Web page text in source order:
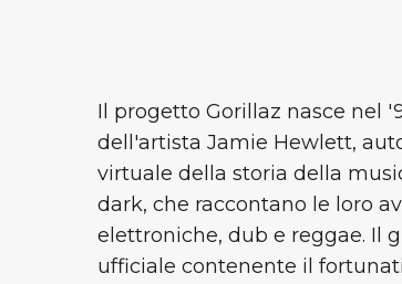
Il progetto Gorillaz nasce nel
dell'artista Jamie Hewlett,
virtuale della storia della
dark, che raccontano le loro
elettroniche, dub e reggae. Il
ufficiale contenente il